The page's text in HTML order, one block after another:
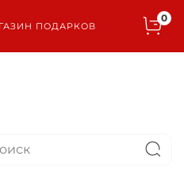
ПОДАРКОВ
0